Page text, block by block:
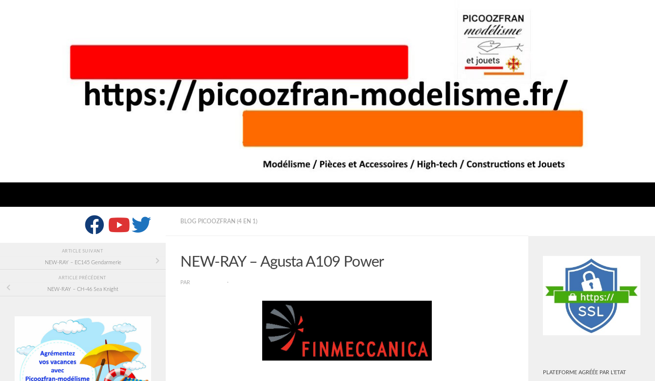
BLOG PICOOZFRAN (4 EN 1)
NEW-RAY – Agusta A109 Power
PAR ·
ARTICLE SUIVANT
NEW-RAY – EC145 Gendarmerie
ARTICLE PRÉCÉDENT
NEW-RAY – CH-46 Sea Knight
PLATEFORME AGRÉÉE PAR L’ETAT